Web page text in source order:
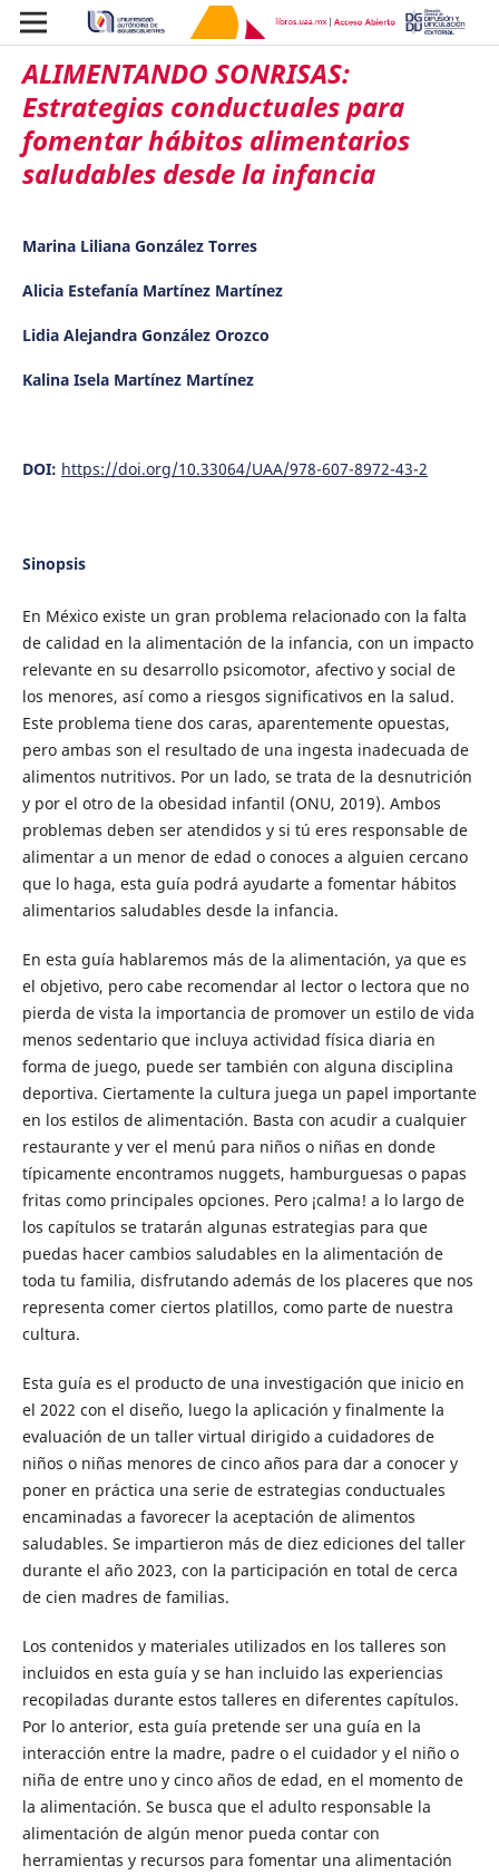
ALIMENTANDO SONRISAS:
Estrategias conductuales para
fomentar hábitos alimentarios
saludables desde la infancia
Marina Liliana González Torres
Alicia Estefanía Martínez Martínez
Lidia Alejandra González Orozco
Kalina Isela Martínez Martínez
DOI: https://doi.org/10.33064/UAA/978-607-8972-43-2
Sinopsis
En México existe un gran problema relacionado con la falta
de calidad en la alimentación de la infancia, con un impacto
relevante en su desarrollo psicomotor, afectivo y social de
los menores, así como a riesgos significativos en la salud.
Este problema tiene dos caras, aparentemente opuestas,
pero ambas son el resultado de una ingesta inadecuada de
alimentos nutritivos. Por un lado, se trata de la desnutrición
y por el otro de la obesidad infantil (ONU, 2019). Ambos
problemas deben ser atendidos y si tú eres responsable de
alimentar a un menor de edad o conoces a alguien cercano
que lo haga, esta guía podrá ayudarte a fomentar hábitos
alimentarios saludables desde la infancia.
En esta guía hablaremos más de la alimentación, ya que es
el objetivo, pero cabe recomendar al lector o lectora que no
pierda de vista la importancia de promover un estilo de vida
menos sedentario que incluya actividad física diaria en
forma de juego, puede ser también con alguna disciplina
deportiva. Ciertamente la cultura juega un papel importante
en los estilos de alimentación. Basta con acudir a cualquier
restaurante y ver el menú para niños o niñas en donde
típicamente encontramos nuggets, hamburguesas o papas
fritas como principales opciones. Pero ¡calma! a lo largo de
los capítulos se tratarán algunas estrategias para que
puedas hacer cambios saludables en la alimentación de
toda tu familia, disfrutando además de los placeres que nos
representa comer ciertos platillos, como parte de nuestra
cultura.
Esta guía es el producto de una investigación que inicio en
el 2022 con el diseño, luego la aplicación y finalmente la
evaluación de un taller virtual dirigido a cuidadores de
niños o niñas menores de cinco años para dar a conocer y
poner en práctica una serie de estrategias conductuales
encaminadas a favorecer la aceptación de alimentos
saludables. Se impartieron más de diez ediciones del taller
durante el año 2023, con la participación en total de cerca
de cien madres de familias.
Los contenidos y materiales utilizados en los talleres son
incluidos en esta guía y se han incluido las experiencias
recopiladas durante estos talleres en diferentes capítulos.
Por lo anterior, esta guía pretende ser una guía en la
interacción entre la madre, padre o el cuidador y el niño o
niña de entre uno y cinco años de edad, en el momento de
la alimentación. Se busca que el adulto responsable la
alimentación de algún menor pueda contar con
herramientas y recursos para fomentar una alimentación